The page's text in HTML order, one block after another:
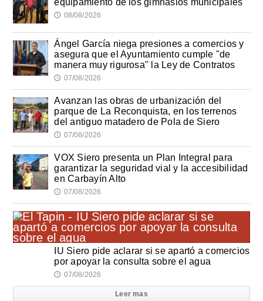
🕔 08/08/2026
Ángel García niega presiones a comercios y
asegura que el Ayuntamiento cumple "de
manera muy rigurosa" la Ley de Contratos
🕔 07/08/2026
Avanzan las obras de urbanización del
parque de La Reconquista, en los terrenos
del antiguo matadero de Pola de Siero
🕔 07/08/2026
VOX Siero presenta un Plan Integral para
garantizar la seguridad vial y la accesibilidad
en Carbayín Alto
🕔 07/08/2026
IU Siero pide aclarar si se apartó a comercios
por apoyar la consulta sobre el agua
🕔 07/08/2026
Leer mas